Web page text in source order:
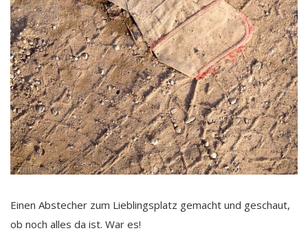
Einen Abstecher zum Lieblingsplatz gemacht und geschaut,
ob noch alles da ist. War es!